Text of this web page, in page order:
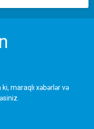
maraqlı xəbərlər və